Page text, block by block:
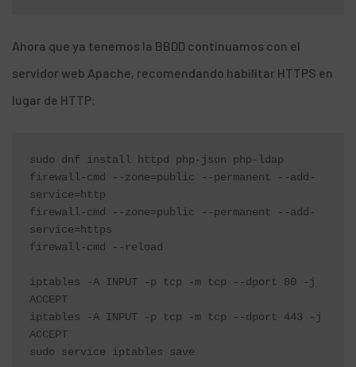
Ahora que ya tenemos la BBDD continuamos con el
servidor web Apache, recomendando habilitar HTTPS en
lugar de HTTP:
sudo dnf install httpd php-json php-ldap
firewall-cmd --zone=public --permanent --add-
service=http
firewall-cmd --zone=public --permanent --add-
service=https
firewall-cmd --reload
iptables -A INPUT -p tcp -m tcp --dport 80 -j
ACCEPT
iptables -A INPUT -p tcp -m tcp --dport 443 -j
ACCEPT
sudo service iptables save